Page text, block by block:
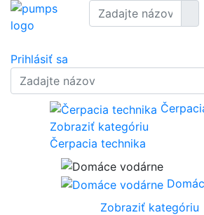
Prihlásiť sa
Zobraziť kategóriu
Čerpacia technika
Zobraziť kategóriu